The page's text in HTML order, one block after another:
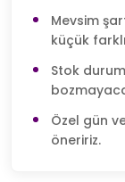
Mevsim
küçük
Stok
Özel gün
öneririz.